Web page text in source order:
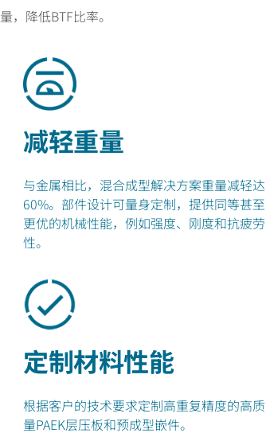
降低BTF比率。
减轻重量
与金属相比，混合成型解决方案重量减轻达
60%。部件设计可量身定制，提供同等甚至
更优的机械性能，例如强度、刚度和抗疲劳
性。
定制材料性能
根据客户的技术要求定制高重复精度的高质
量PAEK层压板和预成型嵌件。